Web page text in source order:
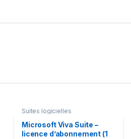
Suites logicielles
Microsoft Viva Suite –
licence d’abonnement (1